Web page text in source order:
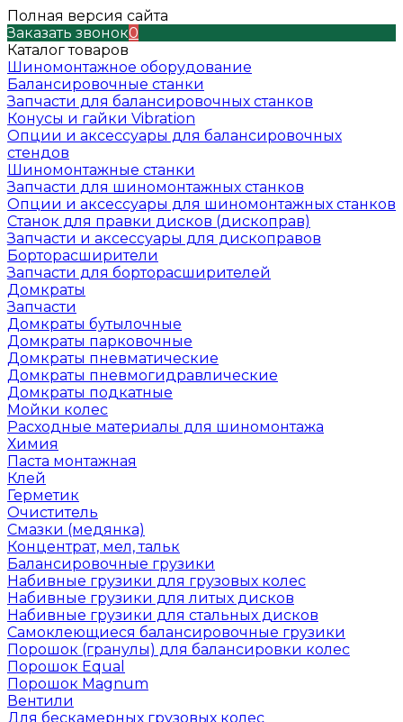
Полная версия сайта
Заказать звонок0
Каталог товаров
Шиномонтажное оборудование
Балансировочные станки
Запчасти для балансировочных станков
Конусы и гайки Vibration
Опции и аксессуары для балансировочных
стендов
Шиномонтажные станки
Запчасти для шиномонтажных станков
Опции и аксессуары для шиномонтажных станков
Станок для правки дисков (дископрав)
Запчасти и аксессуары для дископравов
Борторасширители
Запчасти для борторасширителей
Домкраты
Запчасти
Домкраты бутылочные
Домкраты парковочные
Домкраты пневматические
Домкраты пневмогидравлические
Домкраты подкатные
Мойки колес
Расходные материалы для шиномонтажа
Химия
Паста монтажная
Клей
Герметик
Очиститель
Смазки (медянка)
Концентрат, мел, тальк
Балансировочные грузики
Набивные грузики для грузовых колес
Набивные грузики для литых дисков
Набивные грузики для стальных дисков
Самоклеющиеся балансировочные грузики
Порошок (гранулы) для балансировки колес
Порошок Equal
Порошок Magnum
Вентили
Для бескамерных грузовых колес